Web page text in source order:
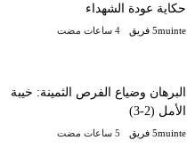
حكاية عودة الشهداء
5muinte فريق
البرهان وضياع الفرص الثمينة: خيبة
الأمل (2-3)
5muinte فريق